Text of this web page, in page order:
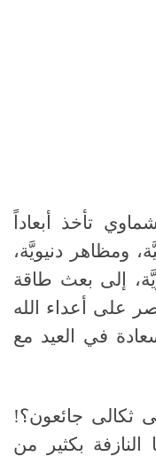
تأخذ أبعاداً
ومظاهر دنيويَّة،
إلى بعث طاقة
على أعداء الله
في العيد مع
ثكالى جائعون؟!
بكثير من